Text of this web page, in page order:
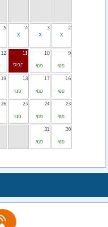
2
3
4
5
9
פנוי
10
פנוי
11
12
16
פנוי
17
פנוי
18
פנוי
19
23
פנוי
24
פנוי
25
פנוי
26
30
פנוי
31
פנוי